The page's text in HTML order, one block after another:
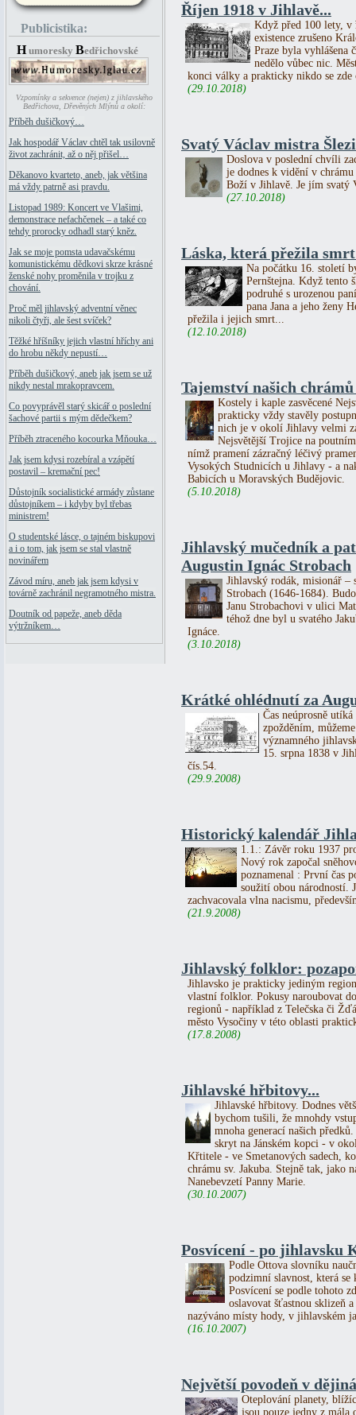
Publicistika:
H umoresky Bedřichovské
Vzpomínky a sekvence (nejen) z jihlavského
Bedřichova, Dřevěných Mlýnů a okolí:
Příběh dušičkový…
Jak hospodář Václav chtěl tak usilovně
život zachránit, až o něj přišel…
Děkanovo kvarteto, aneb, jak většina
má vždy patrně asi pravdu.
Listopad 1989: Koncert ve Vlašimi,
demonstrace nefachčenek – a také co
tehdy prorocky odhadl starý kněz.
Jak se moje pomsta udavačskému
komunistickému dědkovi skrze krásné
ženské nohy proměnila v trojku z
chování.
Proč měl jihlavský adventní věnec
nikoli čtyři, ale šest svíček?
Těžké hříšníky jejich vlastní hříchy ani
do hrobu někdy nepustí…
Příběh dušičkový, aneb jak jsem se už
nikdy nestal mrakopravcem.
Co povyprávěl starý skicář o poslední
šachové partii s mým dědečkem?
Příběh ztraceného kocourka Mňouka…
Jak jsem kdysi rozebíral a vzápětí
postavil – kremační pec!
Důstojník socialistické armády zůstane
důstojníkem – i kdyby byl třebas
ministrem!
O studentské lásce, o tajném biskupovi
a i o tom, jak jsem se stal vlastně
novinářem
Závod míru, aneb jak jsem kdysi v
továrně zachránil negramotného mistra.
Doutník od papeže, aneb děda
výtržníkem…
Říjen 1918 v Jihlavě...
Když před 100 lety,
existence zrušeno
Praze byla vyhlášena
nedělo vůbec nic.
konci války a prakticky nikdo se zde
(29.10.2018)
Svatý Václav mistra
Doslova v poslední chvíli
je dodnes k vidění v
Boží v Jihlavě. Je jím svatý
(27.10.2018)
Láska, která přežila
Na počátku 16. století
Pernštejna. Když tento
podruhé s urozenou
pana Jana a jeho ženy
přežila i jejich smrt...
(12.10.2018)
Tajemství našich
Kostely i kaple zasvěcené
prakticky vždy stavěly
nich je v okolí Jihlavy velmi
Nejsvětější Trojice na
nímž pramení zázračný léčivý
Vysokých Studnicích u Jihlavy - a
Babicích u Moravských Budějovic.
(5.10.2018)
Jihlavský mučedník a
Augustin Ignác Strobach
Jihlavský rodák, misionář –
Strobach (1646-1684).
Janu Strobachovi v ulici
téhož dne byl u svatého
Ignáce.
(3.10.2018)
Krátké ohlédnutí za
Čas neúprosně
zpožděním,
významného
15. srpna 1838 v
čís.54.
(29.9.2008)
Historický kalendář
1.1.: Závěr roku 1937
Nový rok započal
poznamenal : První čas
soužití obou národností.
zachvacovala vlna nacismu,
(21.9.2008)
Jihlavský folklor:
Jihlavsko je prakticky jediným
vlastní folklor. Pokusy naroubovat
regionů - například z Telečska či
město Vysočiny v této oblasti
(17.8.2008)
Jihlavské hřbitovy...
Jihlavské hřbitovy. Dodnes
bychom tušili, že mnohdy
mnoha generací našich
skryt na Jánském kopci - v
Křtitele - ve Smetanových sadech,
chrámu sv. Jakuba. Stejně tak, jako
Nanebevzetí Panny Marie.
(30.10.2007)
Posvícení - po jihlavsku
Podle Ottova slovníku
podzimní slavnost, která se
Posvícení se podle tohoto
oslavovat šťastnou sklizeň
nazýváno místy hody, v jihlavském
(16.10.2007)
Největší povodeň v
Oteplování planety,
jsou pouze jedny z mála